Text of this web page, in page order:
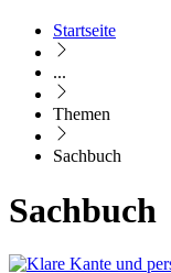
Startseite
...
Themen
Sachbuch
Sachbuch